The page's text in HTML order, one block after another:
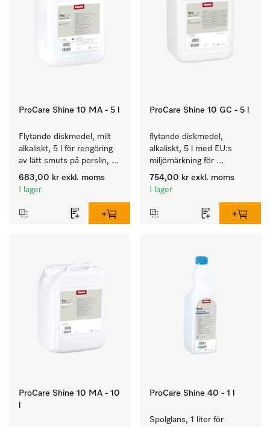
ProCare Shine 10 MA - 5 l
Flytande diskmedel, milt
alkaliskt, 5 l för rengöring
av lätt smuts på porslin,
bestick och glas.
683,00 kr exkl. moms
I lager
ProCare Shine 10 GC - 5 l
flytande diskmedel,
alkaliskt, 5 l med EU:s
miljömärkning för
rengöring av vardaglig
smuts på porslin, bestick
754,00 kr exkl. moms
I lager
ProCare Shine 10 MA - 10
ProCare Shine 40 - 1 l
Spolglans, 1 liter för